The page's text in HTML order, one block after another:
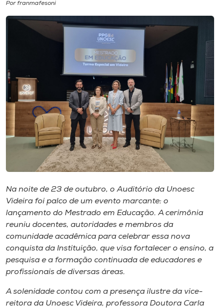
Internacionalização
Diplomados
Cultura
CPA
Biblioteca
Editora
Rádio
Museu
Store
Por franmafesoni
Na noite de 23 de outubro, o Auditório da Unoesc
Videira foi palco de um evento marcante: o
lançamento do Mestrado em Educação. A cerimônia
reuniu docentes, autoridades e membros da
comunidade acadêmica para celebrar essa nova
conquista da Instituição, que visa fortalecer o ensino, a
pesquisa e a formação continuada de educadores e
profissionais de diversas áreas.
A solenidade contou com a presença ilustre da vice-
reitora da Unoesc Videira, professora Doutora Carla